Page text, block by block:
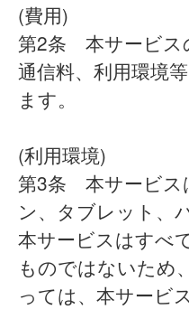
(費用)
第2条 本サービス
通信料、利用環境
ます。
(利用環境)
第3条 本サービス
ン、タブレット、
本サービスはすべ
ものではないため
っては、本サービ